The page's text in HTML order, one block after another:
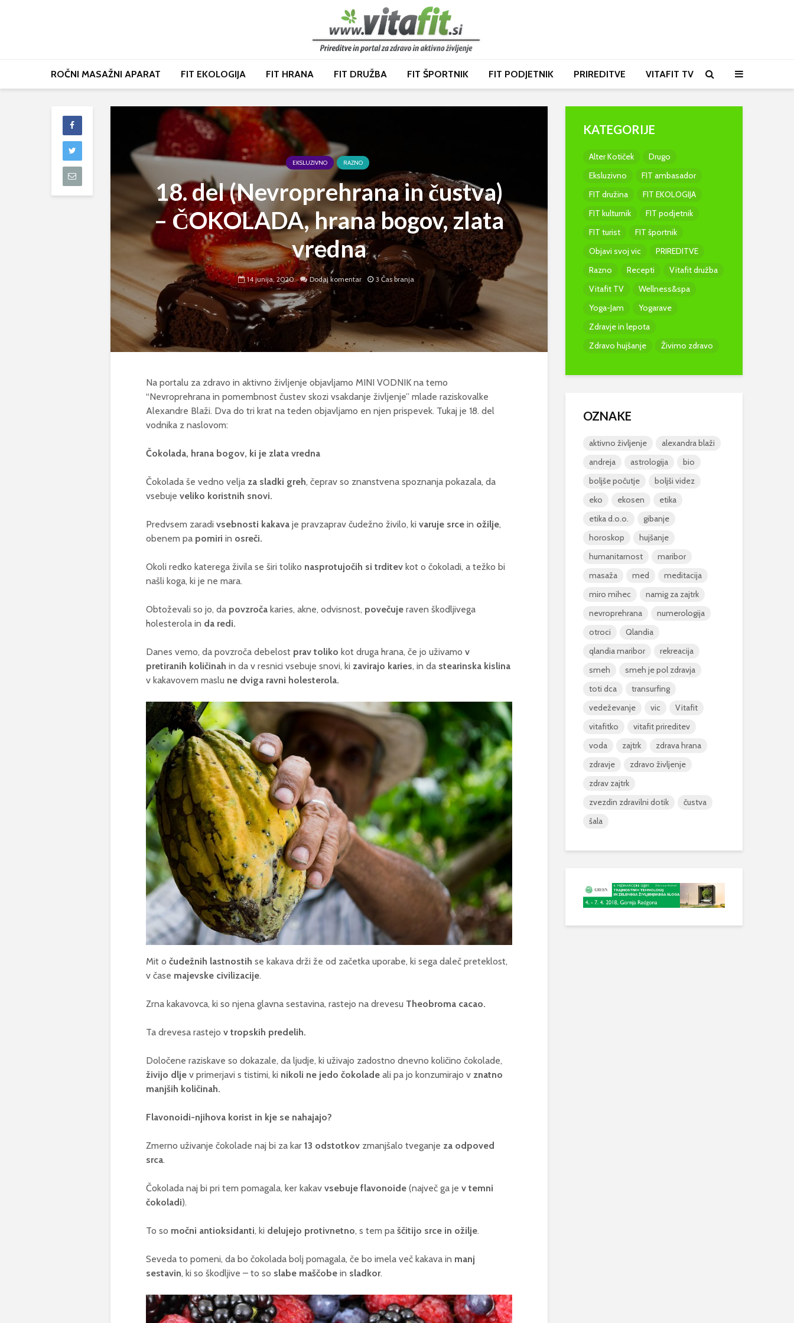
ROČNI MASAŽNI APARAT FIT EKOLOGIJA FIT HRANA FIT DRUŽBA FIT ŠPORTNIK FIT PODJETNIK PRIREDITVE VITAFIT TV
EKSLUZIVNO RAZNO
18. del (Nevroprehrana in čustva)
– ČOKOLADA, hrana bogov, zlata
vredna
14 junija, 2020 Dodaj komentar 3 Čas branja
Na portalu za zdravo in aktivno življenje objavljamo MINI VODNIK na temo
“Nevroprehrana in pomembnost čustev skozi vsakdanje življenje” mlade raziskovalke
Alexandre Blaži. Dva do tri krat na teden objavljamo en njen prispevek. Tukaj je 18. del
vodnika z naslovom:
Čokolada, hrana bogov, ki je zlata vredna
Čokolada še vedno velja za sladki greh, čeprav so znanstvena spoznanja pokazala, da
vsebuje veliko koristnih snovi.
Predvsem zaradi vsebnosti kakava je pravzaprav čudežno živilo, ki varuje srce in ožilje,
obenem pa pomiri in osreči.
Okoli redko katerega živila se širi toliko nasprotujočih si trditev kot o čokoladi, a težko bi
našli koga, ki je ne mara.
Obtoževali so jo, da povzroča karies, akne, odvisnost, povečuje raven škodljivega
holesterola in da redi.
Danes vemo, da povzroča debelost prav toliko kot druga hrana, če jo uživamo v
pretiranih količinah in da v resnici vsebuje snovi, ki zavirajo karies, in da stearinska kislina
v kakavovem maslu ne dviga ravni holesterola.
Mit o čudežnih lastnostih se kakava drži že od začetka uporabe, ki sega daleč preteklost,
v čase majevske civilizacije.
Zrna kakavovca, ki so njena glavna sestavina, rastejo na drevesu Theobroma cacao.
Ta drevesa rastejo v tropskih predelih.
Določene raziskave so dokazale, da ljudje, ki uživajo zadostno dnevno količino čokolade,
živijo dlje v primerjavi s tistimi, ki nikoli ne jedo čokolade ali pa jo konzumirajo v znatno
manjših količinah.
Flavonoidi-njihova korist in kje se nahajajo?
Zmerno uživanje čokolade naj bi za kar 13 odstotkov zmanjšalo tveganje za odpoved
srca.
Čokolada naj bi pri tem pomagala, ker kakav vsebuje flavonoide (največ ga je v temni
čokoladi).
To so močni antioksidanti, ki delujejo protivnetno, s tem pa ščitijo srce in ožilje.
Seveda to pomeni, da bo čokolada bolj pomagala, če bo imela več kakava in manj
sestavin, ki so škodljive – to so slabe maščobe in sladkor.
KATEGORIJE
Alter Kotiček
Drugo
Eksluzivno
FIT ambasador
FIT družina
FIT EKOLOGIJA
FIT kulturnik
FIT podjetnik
FIT turist
FIT športnik
Objavi svoj vic
PRIREDITVE
Razno
Recepti
Vitafit družba
Vitafit TV
Wellness&spa
Yoga-Jam
Yogarave
Zdravje in lepota
Zdravo hujšanje
Živimo zdravo
OZNAKE
aktivno življenje
alexandra blaži
andreja
astrologija
bio
boljše počutje
boljši videz
eko
ekosen
etika
etika d.o.o.
gibanje
horoskop
hujšanje
humanitarnost
maribor
masaža
med
meditacija
miro mihec
namig za zajtrk
nevroprehrana
numerologija
otroci
Qlandia
qlandia maribor
rekreacija
smeh
smeh je pol zdravja
toti dca
transurfing
vedeževanje
vic
Vitafit
vitafitko
vitafit prireditev
voda
zajtrk
zdrava hrana
zdravje
zdravo življenje
zdrav zajtrk
zvezdin zdravilni dotik
čustva
šala
po slovenskih
vsak človek
razstavo 500
podjetnic
14 maja, 2026
moški – ženske
pogovarjati?
Brezplačno kopanje
po slovenskih
mestih blaži
5 avgusta, 2026
vročini dela skoraj
vsak človek
3 avgusta, 2026
razstavo 500
podjetnic